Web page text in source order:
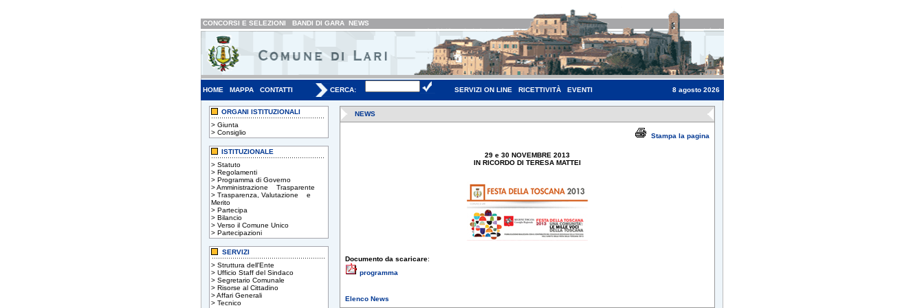
CONCORSI E SELEZIONI BANDI DI GARA NEWS
HOME MAPPA CONTATTI CERCA: SERVIZI ON LINE RICETTIVITÀ EVENTI 8 agosto 2026
ORGANI ISTITUZIONALI
> Giunta
> Consiglio
ISTITUZIONALE
> Statuto
> Regolamenti
> Programma di Governo
>Amministrazione Trasparente
> Trasparenza, Valutazione e
Merito
> Partecipa
> Bilancio
> Verso il Comune Unico
> Partecipazioni
SERVIZI
> Struttura dell'Ente
> Ufficio Staff del Sindaco
> Segretario Comunale
> Risorse al Cittadino
>Affari Generali
> Tecnico
NEWS
Stampa la pagina
29 e 30 NOVEMBRE 2013
IN RICORDO DI TERESA MATTEI
Documento da scaricare:
programma
Elenco News